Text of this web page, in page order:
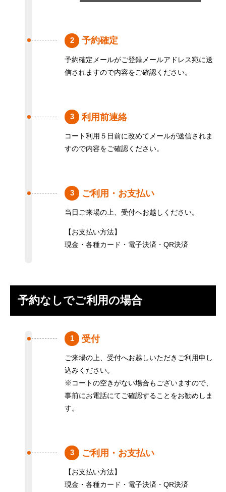
2 予約確定
予約確定メールがご登録メールアドレス宛に送
信されますので内容をご確認ください。
3 利用前連絡
コート利用５日前に改めてメールが送信されま
すので内容をご確認ください。
3 ご利用・お支払い
当日ご来場の上、受付へお越しください。
【お支払い方法】
現金・各種カード・電子決済・QR決済
予約なしでご利用の場合
1 受付
ご来場の上、受付へお越しいただきご利用申し
込みください。
※コートの空きがない場合もございますので、
事前にお電話にてご確認することをお勧めしま
す。
3 ご利用・お支払い
【お支払い方法】
現金・各種カード・電子決済・QR決済